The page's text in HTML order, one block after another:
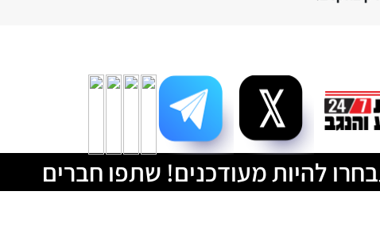
להיות מעודכנים! שתפו חברים